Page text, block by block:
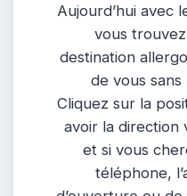
Aujourd’hui avec
vous
destination
de vous
Cliquez sur la
avoir la direction
et si vous
téléphone,